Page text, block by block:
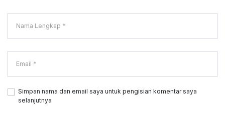
Simpan nama dan email saya untuk pengisian komentar saya
selanjutnya